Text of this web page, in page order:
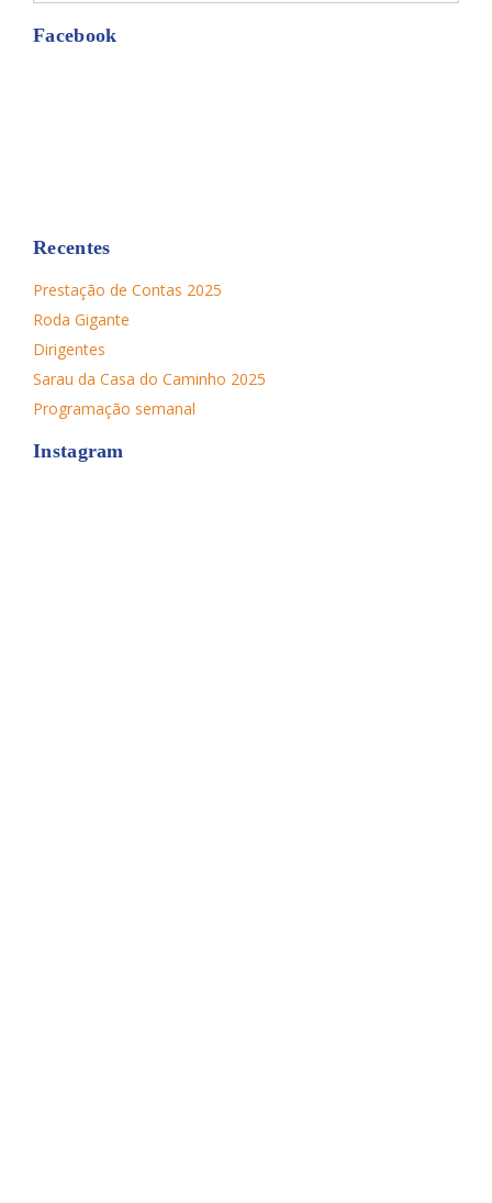
Facebook
Recentes
Prestação de Contas 2025
Roda Gigante
Dirigentes
Sarau da Casa do Caminho 2025
Programação semanal
Instagram